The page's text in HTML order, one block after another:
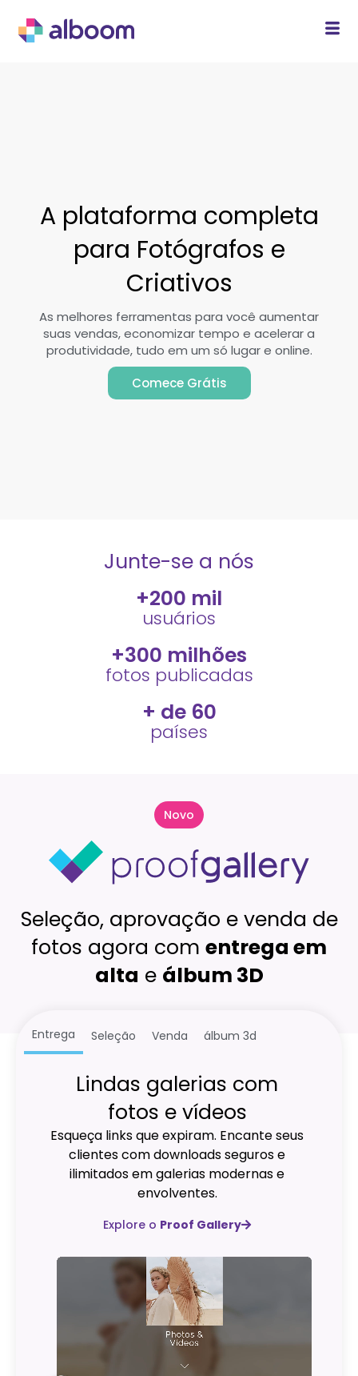
A plataforma completa
para Fotógrafos e
Criativos
As melhores ferramentas para você aumentar
suas vendas, economizar tempo e acelerar a
produtividade, tudo em um só lugar e online.
Comece Grátis
Junte-se a nós
usuários
+200 mil
fotos publicadas
+300 milhões
países
+ de 60
Novo
Seleção, aprovação e venda de
fotos agora com entrega em
alta e álbum 3D
Entrega Seleção Venda álbum 3d
Lindas galerias com
fotos e vídeos
Esqueça links que expiram. Encante seus
clientes com downloads seguros e
ilimitados em galerias modernas e
envolventes.
Explore o Proof Gallery